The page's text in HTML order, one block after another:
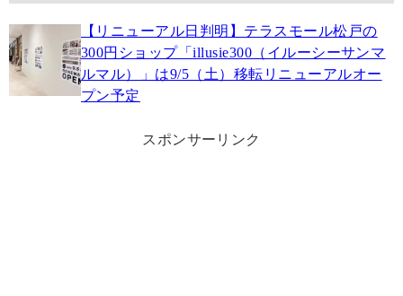
【リニューアル日判明】テラスモール松戸の
300円ショップ「illusie300（イルーシーサンマ
ルマル）」は9/5（土）移転リニューアルオー
プン予定
スポンサーリンク